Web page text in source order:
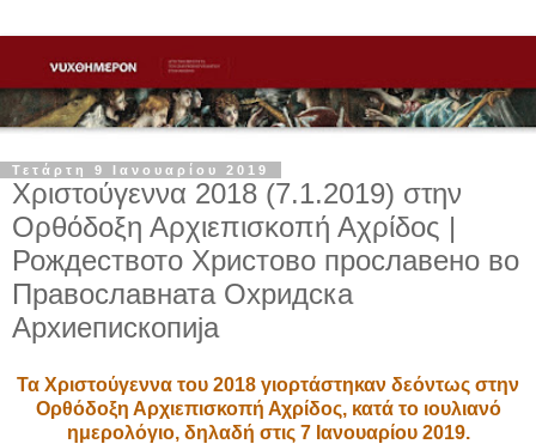
Τετάρτη 9 Ιανουαρίου 2019
Χριστούγεννα 2018 (7.1.2019) στην
Ορθόδοξη Αρχιεπισκοπή Αχρίδος |
Рождеството Христово прославено во
Православната Охридска
Архиепископија
Τα Χριστούγεννα του 2018 γιορτάστηκαν δεόντως στην
Ορθόδοξη Αρχιεπισκοπή Αχρίδος, κατά το ιουλιανό
ημερολόγιο, δηλαδή στις 7 Ιανουαρίου 2019.